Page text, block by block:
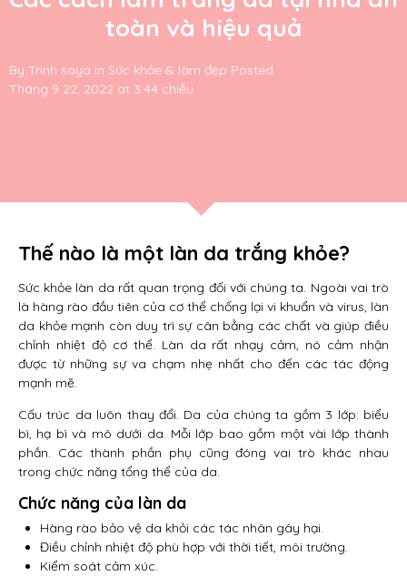
toàn và hiệu quả
By Trinh saya in Sức khỏe & làm đẹp Posted
Tháng 9 22, 2022 at 3:44 chiều
Thế nào là một làn da trắng khỏe?
Sức khỏe làn da rất quan trọng đối với chúng ta. Ngoài vai trò
là hàng rào đầu tiên của cơ thể chống lại vi khuẩn và virus, làn
da khỏe mạnh còn duy trì sự cân bằng các chất và giúp điều
chỉnh nhiệt độ cơ thể. Làn da rất nhạy cảm, nó cảm nhận
được từ những sự va chạm nhẹ nhất cho đến các tác động
mạnh mẽ.
Cấu trúc da luôn thay đổi. Da của chúng ta gồm 3 lớp: biểu
bì, hạ bì và mô dưới da. Mỗi lớp bao gồm một vài lớp thành
phần. Các thành phần phụ cũng đóng vai trò khác nhau
trong chức năng tổng thể của da.
Chức năng của làn da
Hàng rào bảo vệ da khỏi các tác nhân gây hại.
Điều chỉnh nhiệt độ phù hợp với thời tiết, môi trường.
Kiểm soát cảm xúc.